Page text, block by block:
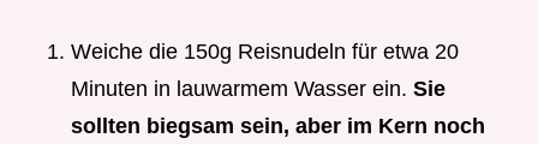
Weiche die 150g Reisnudeln für etwa 20
Minuten in lauwarmem Wasser ein. Sie
sollten biegsam sein, aber im Kern noch